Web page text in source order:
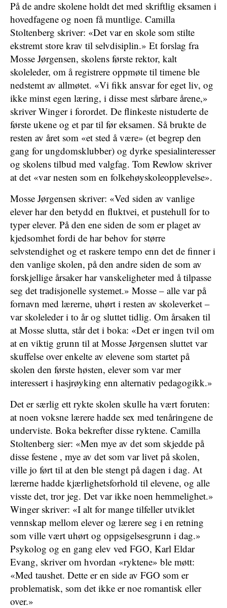
På de andre skolene holdt det med skriftlig eksamen i
hovedfagene og noen få muntlige. Camilla
Stoltenberg skriver: «Det var en skole som stilte
ekstremt store krav til selvdisiplin.» Et forslag fra
Mosse Jørgensen, skolens første rektor, kalt
skoleleder, om å registrere oppmøte til timene ble
nedstemt av allmøtet. «Vi fikk ansvar for eget liv, og
ikke minst egen læring, i disse mest sårbare årene,»
skriver Winger i forordet. De flinkeste nistuderte de
første ukene og et par til før eksamen. Så brukte de
resten av året som «et sted å være» (et begrep den
gang for ungdomsklubber) og dyrke spesialinteresser
og skolens tilbud med valgfag. Tom Rewlow skriver
at det «var nesten som en folkehøyskoleopplevelse».
Mosse Jørgensen skriver: «Ved siden av vanlige
elever har den betydd en fluktvei, et pustehull for to
typer elever. På den ene siden de som er plaget av
kjedsomhet fordi de har behov for større
selvstendighet og et raskere tempo enn det de finner i
den vanlige skolen, på den andre siden de som av
forskjellige årsaker har vanskeligheter med å tilpasse
seg det tradisjonelle systemet.» Mosse – alle var på
fornavn med lærerne, uhørt i resten av skoleverket –
var skoleleder i to år og sluttet tidlig. Om årsaken til
at Mosse slutta, står det i boka: «Det er ingen tvil om
at en viktig grunn til at Mosse Jørgensen sluttet var
skuffelse over enkelte av elevene som startet på
skolen den første høsten, elever som var mer
interessert i hasjrøyking enn alternativ pedagogikk.»
Det er særlig ett rykte skolen skulle ha vært foruten:
at noen voksne lærere hadde sex med tenåringene de
underviste. Boka bekrefter disse ryktene. Camilla
Stoltenberg sier: «Men mye av det som skjedde på
disse festene , mye av det som var livet på skolen,
ville jo ført til at den ble stengt på dagen i dag. At
lærerne hadde kjærlighetsforhold til elevene, og alle
visste det, tror jeg. Det var ikke noen hemmelighet.»
Winger skriver: «I alt for mange tilfeller utviklet
vennskap mellom elever og lærere seg i en retning
som ville vært uhørt og oppsigelsesgrunn i dag.»
Psykolog og en gang elev ved FGO, Karl Eldar
Evang, skriver om hvordan «ryktene» ble møtt:
«Med taushet. Dette er en side av FGO som er
problematisk, som det ikke er noe romantisk eller
over.»